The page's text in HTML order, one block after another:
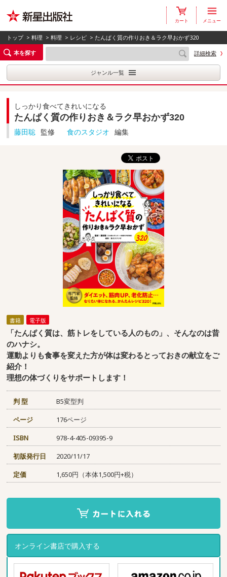
カート メニュー
トップ >料理 >料理 > レシピ > たんぱく質の作りおき＆ラク早おかず320
本を探す
詳細検索
ジャンル一覧
しっかり食べてきれいになる
たんぱく質の作りおき＆ラク早おかず320
藤田聡 監修 食のスタジオ 編集
書籍 電子版
「たんぱく質は、筋トレをしている人のもの」、そんなのは昔
のハナシ。
運動よりも食事を変えた方が体は変わるとっておきの献立をご
紹介！
理想の体づくりをサポートします！
判 型
B5変型判
ページ
176ページ
ISBN
978-4-405-09395-9
初版発行日
2020/11/17
定価
1,650円（本体1,500円+税）
オンライン書店で購入する